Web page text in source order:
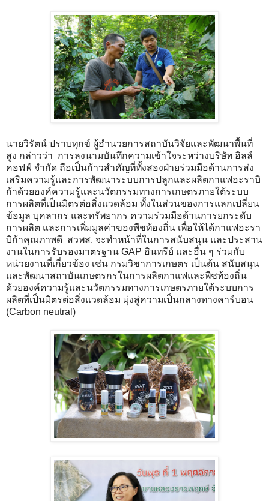
นายวิรัตน์ ปราบทุกข์ ผู้อำนวยการสถาบันวิจัยและพัฒนาพื้นที่
สูง กล่าวว่า การลงนามบันทึกความเข้าใจระหว่างบริษัท ฮิลล์
คอฟฟ์ จำกัด ถือเป็นก้าวสำคัญที่ทั้งสองฝ่ายร่วมมือด้านการส่ง
เสริมความรู้และการพัฒนาระบบการปลูกและผลิตกาแฟอะราบิ
ก้าด้วยองค์ความรู้และนวัตกรรมทางการเกษตรภายใต้ระบบ
การผลิตที่เป็นมิตรต่อสิ่งแวดล้อม ทั้งในส่วนของการแลกเปลี่ยน
ข้อมูล บุคลากร และทรัพยากร ความร่วมมือด้านการยกระดับ
การผลิต และการเพิ่มมูลค่าของพืชท้องถิ่น เพื่อให้ได้กาแฟอะรา
บิก้าคุณภาพดี สวพส. จะทำหน้าที่ในการสนับสนุน และประสาน
งานในการรับรองมาตรฐาน GAP อินทรีย์ และอื่น ๆ ร่วมกับ
หน่วยงานที่เกี่ยวข้อง เช่น กรมวิชาการเกษตร เป็นต้น สนับสนุน
และพัฒนาสถาบันเกษตรกรในการผลิตกาแฟและพืชท้องถิ่น
ด้วยองค์ความรู้และนวัตกรรมทางการเกษตรภายใต้ระบบการ
ผลิตที่เป็นมิตรต่อสิ่งแวดล้อม มุ่งสู่ความเป็นกลางทางคาร์บอน
(Carbon neutral)